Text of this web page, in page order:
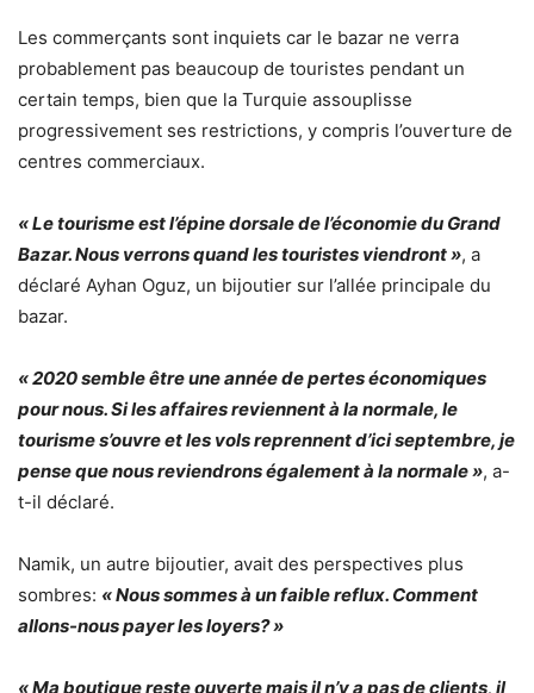
Les commerçants sont inquiets car le bazar ne verra
probablement pas beaucoup de touristes pendant un
certain temps, bien que la Turquie assouplisse
progressivement ses restrictions, y compris l’ouverture de
centres commerciaux.
« Le tourisme est l’épine dorsale de l’économie du Grand
Bazar. Nous verrons quand les touristes viendront », a
déclaré Ayhan Oguz, un bijoutier sur l’allée principale du
bazar.
« 2020 semble être une année de pertes économiques
pour nous. Si les affaires reviennent à la normale, le
tourisme s’ouvre et les vols reprennent d’ici septembre, je
pense que nous reviendrons également à la normale », a-
t-il déclaré.
Namik, un autre bijoutier, avait des perspectives plus
sombres: « Nous sommes à un faible reflux. Comment
allons-nous payer les loyers? »
« Ma boutique reste ouverte mais il n’y a pas de clients, il